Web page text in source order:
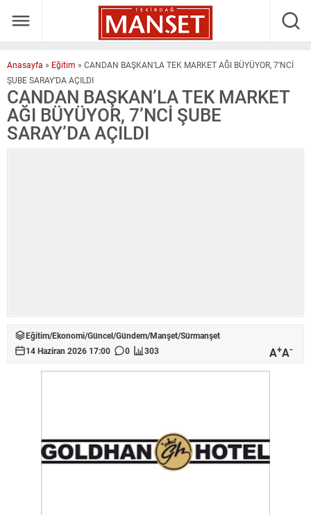
Anasayfa » Eğitim » CANDAN BAŞKAN’LA TEK MARKET AĞI BÜYÜYOR, 7’NCİ
ŞUBE SARAY’DA AÇILDI
CANDAN BAŞKAN’LA TEK MARKET
AĞI BÜYÜYOR, 7’NCİ ŞUBE
SARAY’DA AÇILDI
Eğitim/Ekonomi/Güncel/Gündem/Manşet/Sürmanşet
14 Haziran 2026 17:00
0 303 A+A-